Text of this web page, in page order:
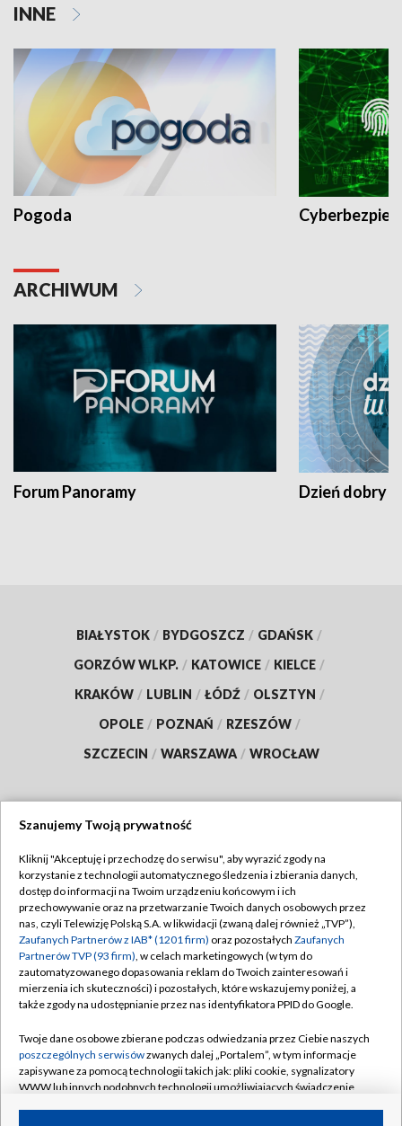
INNE
Pogoda
ARCHIWUM
Forum Panoramy Dzień dobry
BIAŁYSTOK / BYDGOSZCZ / GDAŃSK /
GORZÓW WLKP. / KATOWICE / KIELCE /
KRAKÓW / LUBLIN / ŁÓDŹ / OLSZTYN /
OPOLE / POZNAŃ / RZESZÓW /
SZCZECIN / WARSZAWA / WROCŁAW
TVP
Abonament TVP
Emisja w TVP
Centrum informacji TVP
Naziemna Telewizja Cyfrowa
Rada Programowa
System NOS
Informacje o nadawcy
Regulamin TVP
Polityka prywatności
Moje zgody
Pomoc
Kontakt
Kanały
Szanujemy Twoją prywatność
Kliknij "Akceptuję i przechodzę do serwisu", aby wyrazić zgody na
korzystanie z technologii automatycznego śledzenia i zbierania danych,
dostęp do informacji na Twoim urządzeniu końcowym i ich
przechowywanie oraz na przetwarzanie Twoich danych osobowych przez
nas, czyli Telewizję Polską S.A. w likwidacji (zwaną dalej również „TVP”),
Zaufanych Partnerów z IAB* (1201 firm) oraz pozostałych Zaufanych
Partnerów TVP (93 firm), w celach marketingowych (w tym do
zautomatyzowanego dopasowania reklam do Twoich zainteresowań i
mierzenia ich skuteczności) i pozostałych, które wskazujemy poniżej, a
także zgody na udostępnianie przez nas identyfikatora PPID do Google.
Twoje dane osobowe zbierane podczas odwiedzania przez Ciebie naszych
poszczególnych serwisówzwanych dalej „Portalem”, w tym informacje
zapisywane za pomocą technologii takich jak: pliki cookie, sygnalizatory
WWW lub innych podobnych technologii umożliwiających świadczenie